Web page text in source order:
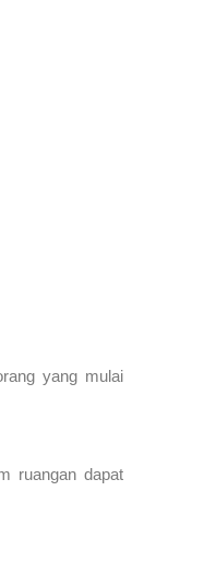
yang mulai
ruangan dapat